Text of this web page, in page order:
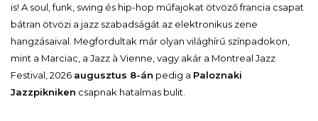
is! A soul, funk, swing és hip-hop műfajokat ötvöző francia csapat
bátran ötvözi a jazz szabadságát az elektronikus zene
hangzásaival. Megfordultak már olyan világhírű színpadokon,
mint a Marciac, a Jazz à Vienne, vagy akár a Montreal Jazz
Festival, 2026 augusztus 8-án pedig a Paloznaki
Jazzpikniken csapnak hatalmas bulit.